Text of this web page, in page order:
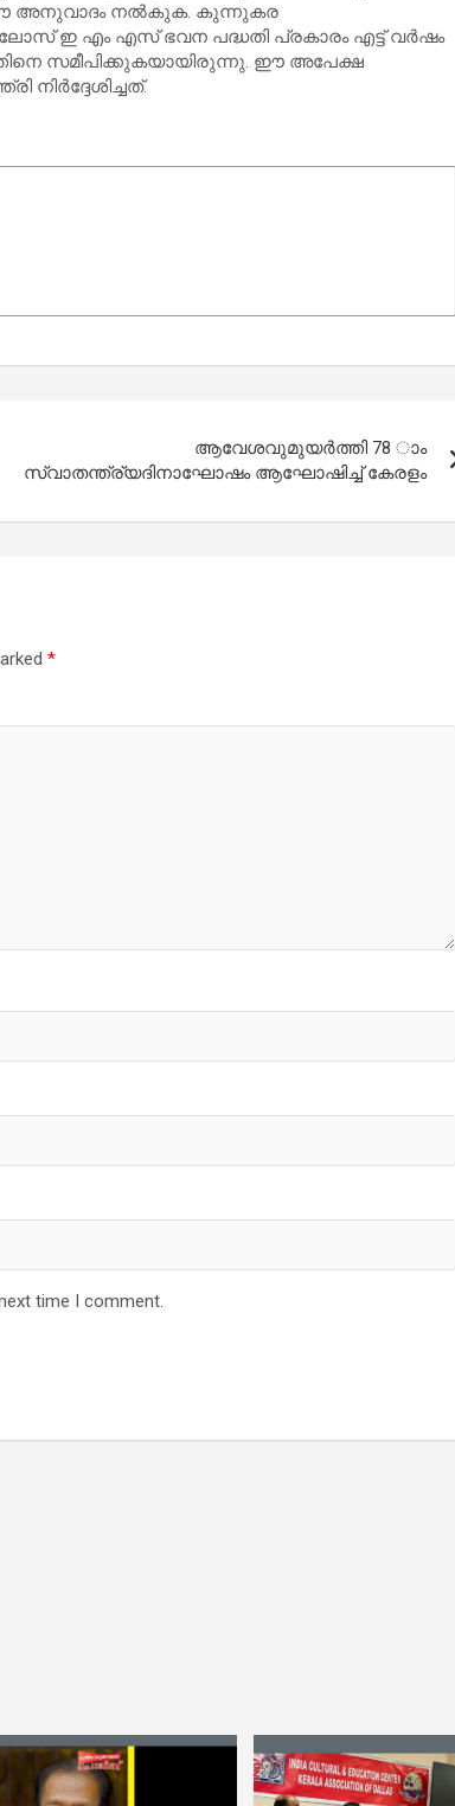
ഈ അനുവാദം നൽകുക. കുന്നുകര
ഇ എം എസ് ഭവന പദ്ധതി പ്രകാരം എട്ട് വർഷം
സമീപിക്കുകയായിരുന്നു. ഈ അപേക്ഷ
നിർദ്ദേശിച്ചത്.
ആവേശവുമുയർത്തി 78 ാം
സ്വാതന്ത്ര്യദിനാഘോഷം ആഘോഷിച്ച് കേരളം
*
time I comment.